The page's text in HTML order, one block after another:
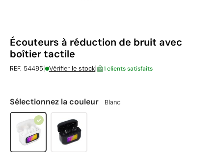
Écouteurs à réduction de bruit avec
boîtier tactile
REF. 54495| Vérifier le stock| 1 clients satisfaits
Sélectionnez la couleur Blanc